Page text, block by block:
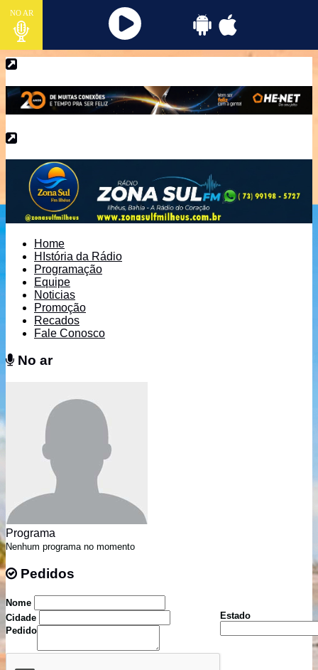
NO AR
Home
HIstória da Rádio
Programação
Equipe
Noticias
Promoção
Recados
Fale Conosco
No ar
Programa
Nenhum programa no momento
Pedidos
Nome
Cidade
Estado
Pedido